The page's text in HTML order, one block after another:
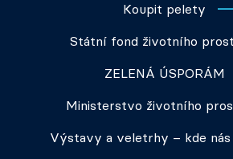
Koupit pelety
Státní fond životního
ZELENÁ ÚSPORÁM
Ministerstvo životního
Výstavy a veletrhy – kde nás